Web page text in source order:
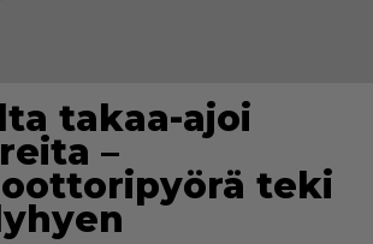
takaa-ajoi
–
teki